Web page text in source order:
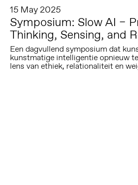
15 May 2025
Symposium: Slow AI –
Thinking, Sensing, and
Een dagvullend symposium dat
kunstmatige intelligentie opnieuw
lens van ethiek, relationaliteit en